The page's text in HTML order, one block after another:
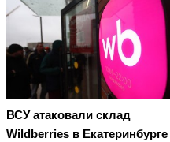
ВСУ атаковали склад
Wildberries в Екатеринбурге